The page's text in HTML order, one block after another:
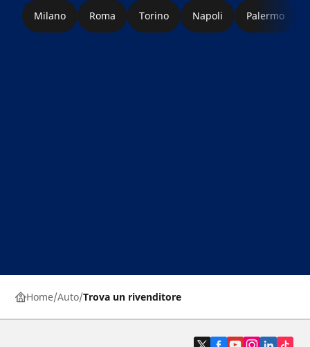
Milano Roma Torino Napoli Palermo
Home Auto Trova un rivenditore